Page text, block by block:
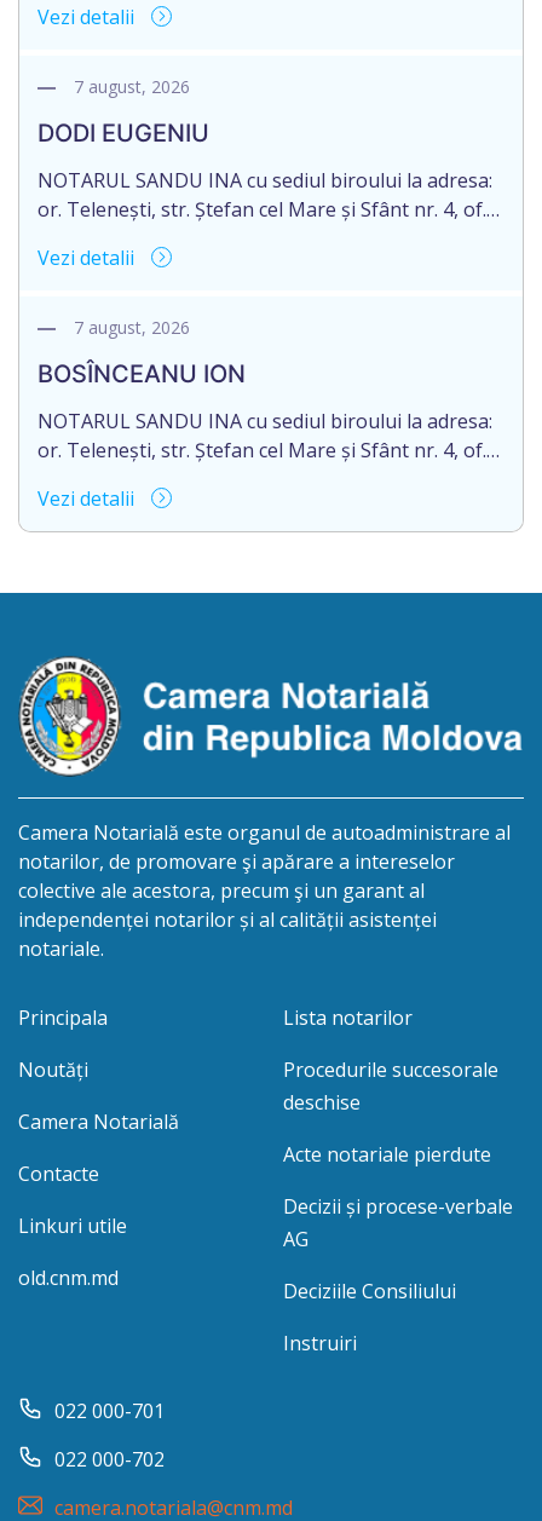
în urma decesului cet. TULBURI GHEORGHE,
decedat/ă la 16 mai 2026. Eliberarea certificatului de
de 16.05.2027 termenul de opțiune pentru
acceptarea […]
Vezi detalii
7 august, 2026
DODI EUGENIU
NOTARUL SANDU INA cu sediul biroului la adresa:
or. Telenești, str. Ștefan cel Mare și Sfânt nr. 4, of.
succesorale în urma decesului cet. DODI EUGENIU,
2003035009604, decedat/ă la data de 12.01.2026
/doisprezece ianuarie anul două mii douăzeci și
șase/. Eliberarea certificatului de moștenitor este
[…]
Vezi detalii
7 august, 2026
BOSÎNCEANU ION
NOTARUL SANDU INA cu sediul biroului la adresa:
or. Telenești, str. Ștefan cel Mare și Sfânt nr. 4, of.
succesorale în urma decesului cet. BOSÎNCEANU
ION, născut/ă la 21.07.1980, cod personal
/cincisprezece mai anul două mii douăzeci și unu/.
Vezi detalii
Camera Notarială este organul de autoadministrare al
notarilor, de promovare şi apărare a intereselor
colective ale acestora, precum şi un garant al
independenței notarilor și al calității asistenței
notariale.
Principala
Noutăți
Camera Notarială
Contacte
Linkuri utile
old.cnm.md
Lista notarilor
Procedurile succesorale
deschise
Acte notariale pierdute
Decizii și procese-verbale
AG
Deciziile Consiliului
Instruiri
022 000-701
022 000-702
camera.notariala@cnm.md